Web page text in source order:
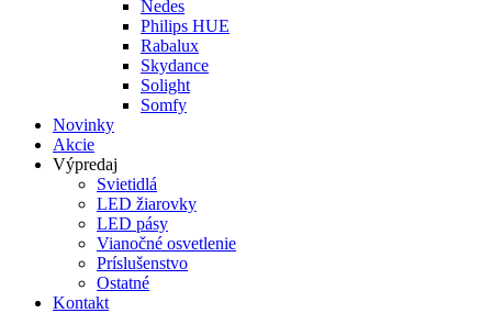
Nedes
Philips HUE
Rabalux
Skydance
Solight
Somfy
Novinky
Akcie
Výpredaj
Svietidlá
LED žiarovky
LED pásy
Vianočné osvetlenie
Príslušenstvo
Ostatné
Kontakt